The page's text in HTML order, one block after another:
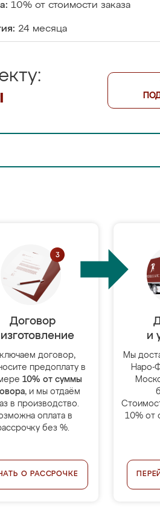
10% от стоимости заказа
24 месяца
Договор
договор,
предоплату в
10% от суммы
, и мы отдаём
в производство.
оплата в
без %.
О РАССРОЧКЕ
и
Мы
Наро-
10% от